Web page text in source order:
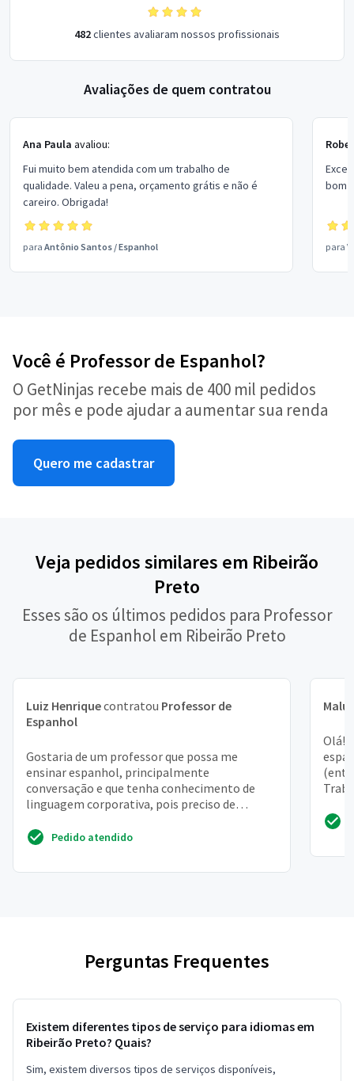
482clientes avaliaram nossos profissionais
Avaliações de quem contratou
Ana Paula avaliou:
Fui muito bem atendida com um trabalho de
qualidade. Valeu a pena, orçamento grátis e não é
careiro. Obrigada!
para Antônio Santos /Espanhol
bom
para
Você é Professor de Espanhol?
O GetNinjas recebe mais de 400 mil pedidos
por mês e pode ajudar a aumentar sua renda
Quero me cadastrar
Veja pedidos similares em Ribeirão
Preto
Esses são os últimos pedidos para Professor
de Espanhol em Ribeirão Preto
Luiz Henriquecontratou Professor de
Espanhol
Gostaria de um professor que possa me
ensinar espanhol, principalmente
conversação e que tenha conhecimento de
linguagem corporativa, pois preciso de
Pedido atendido
Malu
Olá!
Perguntas Frequentes
Existem diferentes tipos de serviço para idiomas em
Ribeirão Preto? Quais?
Sim, existem diversos tipos de serviços disponíveis,